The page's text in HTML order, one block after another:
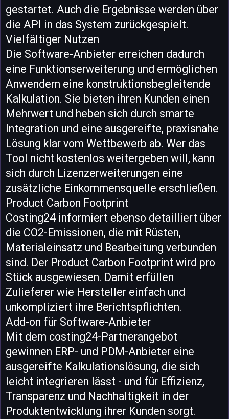
gestartet. Auch die Ergebnisse werden über
die API in das System zurückgespielt.
Vielfältiger Nutzen
Die Software-Anbieter erreichen dadurch
eine Funktionserweiterung und ermöglichen
Anwendern eine konstruktionsbegleitende
Kalkulation. Sie bieten ihren Kunden einen
Mehrwert und heben sich durch smarte
Integration und eine ausgereifte, praxisnahe
Lösung klar vom Wettbewerb ab. Wer das
Tool nicht kostenlos weitergeben will, kann
sich durch Lizenzerweiterungen eine
zusätzliche Einkommensquelle erschließen.
Product Carbon Footprint
Costing24 informiert ebenso detailliert über
die CO2-Emissionen, die mit Rüsten,
Materialeinsatz und Bearbeitung verbunden
sind. Der Product Carbon Footprint wird pro
Stück ausgewiesen. Damit erfüllen
Zulieferer wie Hersteller einfach und
unkompliziert ihre Berichtspflichten.
Add-on für Software-Anbieter
Mit dem costing24-Partnerangebot
gewinnen ERP- und PDM-Anbieter eine
ausgereifte Kalkulationslösung, die sich
leicht integrieren lässt - und für Effizienz,
Transparenz und Nachhaltigkeit in der
Produktentwicklung ihrer Kunden sorgt.